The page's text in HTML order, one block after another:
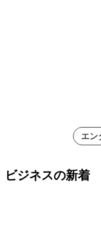
エン
ビジネスの新着